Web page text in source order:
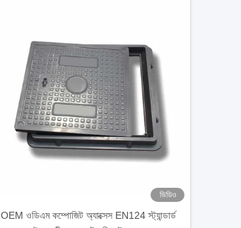
ভিডিও
OEM ওডিএম কম্পোজিট অ্যাক্সেস EN124 স্ট্যান্ডার্ড